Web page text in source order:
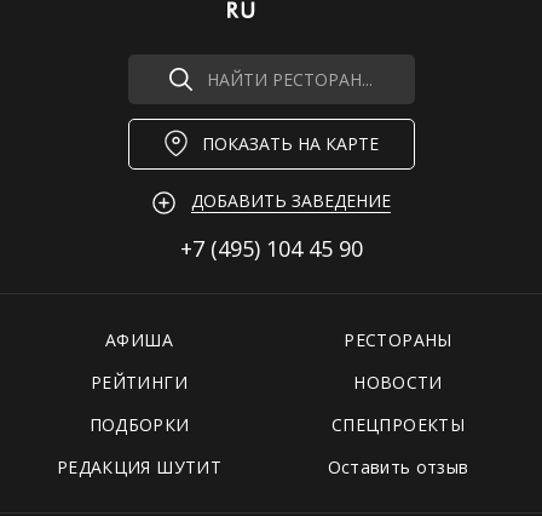
НАЙТИ РЕСТОРАН...
ПОКАЗАТЬ НА КАРТЕ
ДОБАВИТЬ ЗАВЕДЕНИЕ
+7 (495) 104 45 90
АФИША
РЕСТОРАНЫ
РЕЙТИНГИ
НОВОСТИ
ПОДБОРКИ
СПЕЦПРОЕКТЫ
РЕДАКЦИЯ ШУТИТ
Оставить отзыв